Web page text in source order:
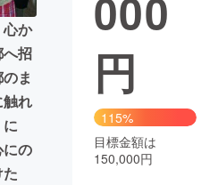
性化
CAMPFIRE Creation
税
コミュニティ
か
招
ま
れ
の
円
115%
目標金額は
150,000円